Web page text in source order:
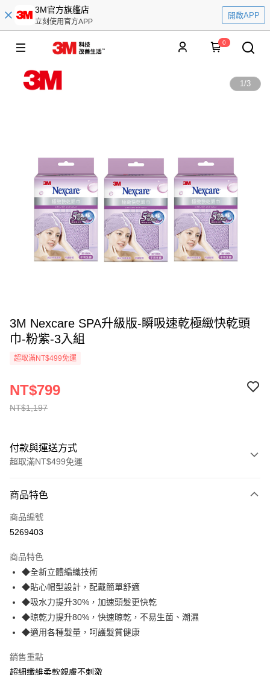
3M官方旗艦店
立刻使用官方APP
開啟APP
0
1/3
3M Nexcare SPA升級版-瞬吸速乾極緻快乾頭
巾-粉紫-3入組
超取滿NT$499免運
NT$1,197
NT$799
付款與運送方式
超取滿NT$499免運
信用卡一次付款
信用卡分期付款
合作金庫商業銀行
華南商業銀行
上海商業儲蓄銀行
國泰世華商業銀行
兆豐國際商業銀行
臺灣中小企業銀行
台中商業銀行
匯豐（台灣）商業銀行
聯邦商業銀行
元大商業銀行
超商取貨付款
LINE Pay
Apple Pay
街口支付
悠遊付
商品特色
商品編號
5269403
商品特色
◆全新立體編織技術
◆貼心帽型設計，配戴簡單舒適
◆吸水力提升30%，加速頭髮更快乾
◆晾乾力提升80%，快速晾乾，不易生菌、潮濕
◆適用各種髮量，呵護髮質健康
銷售重點
超細纖維柔軟親膚不刺激